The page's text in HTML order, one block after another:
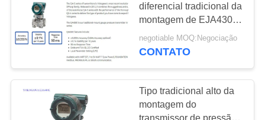
diferencial tradicional da
montagem de EJA430E
do original de Japão
negotiable MOQ:Negociação
CONTATO
Tipo tradicional alto da
montagem do
transmissor de pressão